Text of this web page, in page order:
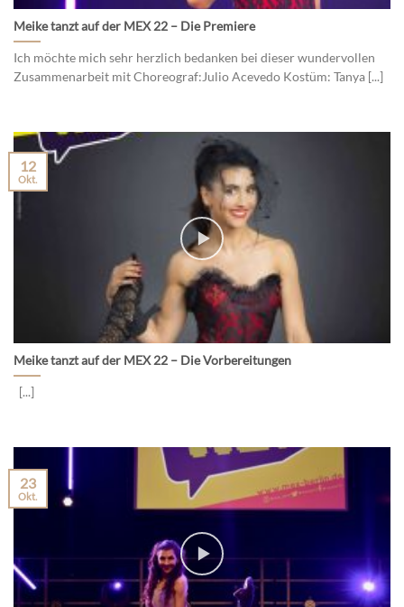
Meike tanzt auf der MEX 22 – Die Premiere
Ich möchte mich sehr herzlich bedanken bei dieser wundervollen
Zusammenarbeit mit Choreograf:Julio Acevedo Kostüm: Tanya [...]
Meike tanzt auf der MEX 22 – Die Vorbereitungen
[...]
12
Okt.
23
Okt.